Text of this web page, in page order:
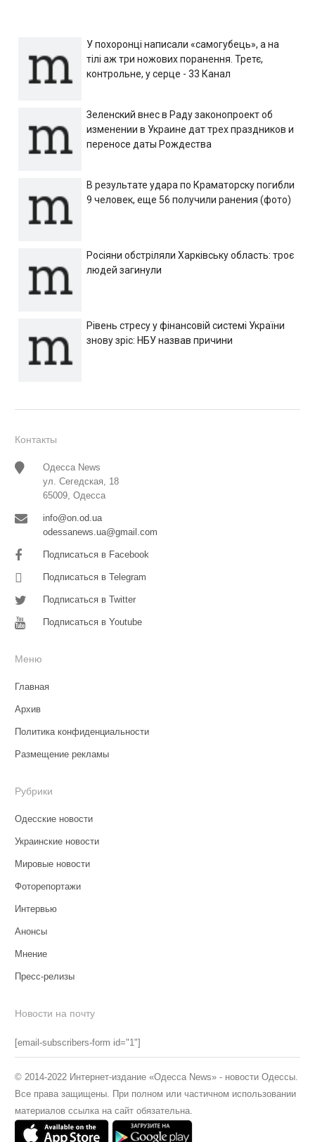
У похоронці написали «самогубець», а на
тілі аж три ножових поранення. Третє,
контрольне, у серце - 33 Канал
Зеленский внес в Раду законопроект об
изменении в Украине дат трех праздников и
переносе даты Рождества
В результате удара по Краматорску погибли
9 человек, еще 56 получили ранения (фото)
Росіяни обстріляли Харківську область: троє
людей загинули
Рівень стресу у фінансовій системі України
знову зріс: НБУ назвав причини
Контакты
Одесса News
ул. Сегедская, 18
65009, Одесса
info@on.od.ua
odessanews.ua@gmail.com
Подписаться в Facebook
Подписаться в Telegram
Подписаться в Twitter
Подписаться в Youtube
Меню
Главная
Архив
Политика конфиденциальности
Размещение рекламы
Рубрики
Одесские новости
Украинские новости
Мировые новости
Фоторепортажи
Интервью
Анонсы
Мнение
Пресс-релизы
Новости на почту
[email-subscribers-form id="1"]
© 2014-2022 Интернет-издание «Одесса News» - новости Одессы.
Все права защищены. При полном или частичном использовании
материалов ссылка на сайт обязательна.